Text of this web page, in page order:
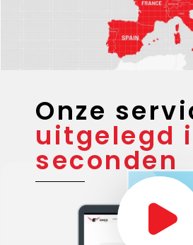
Onze
uitgelegd
seconden